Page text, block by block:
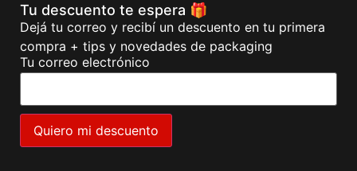
Tu descuento te espera 🎁
Dejá tu correo y recibí un descuento en tu primera
compra + tips y novedades de packaging
Tu correo electrónico